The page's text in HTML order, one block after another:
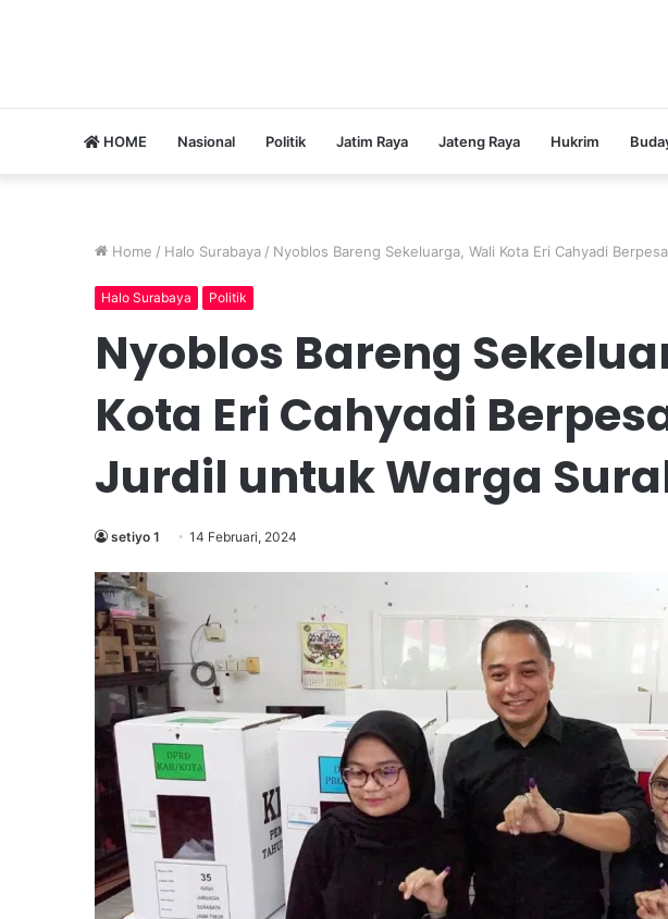
HOME Nasional Politik Jatim Raya Jateng Raya Hukrim
Home / Halo Surabaya / Nyoblos Bareng Sekeluarga, Wali Kota Eri Cahyadi
Halo Surabaya Politik
Nyoblos Bareng
Kota Eri Cahyadi
Jurdil untuk Warga
setiyo 1 14 Februari, 2024